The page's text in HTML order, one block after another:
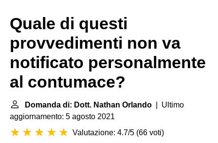
Quale di questi
provvedimenti non va
notificato personalmente
al contumace?
Domanda di: Dott. Nathan Orlando | Ultimo
aggiornamento: 5 agosto 2021
Valutazione: 4.7/5 (66 voti)